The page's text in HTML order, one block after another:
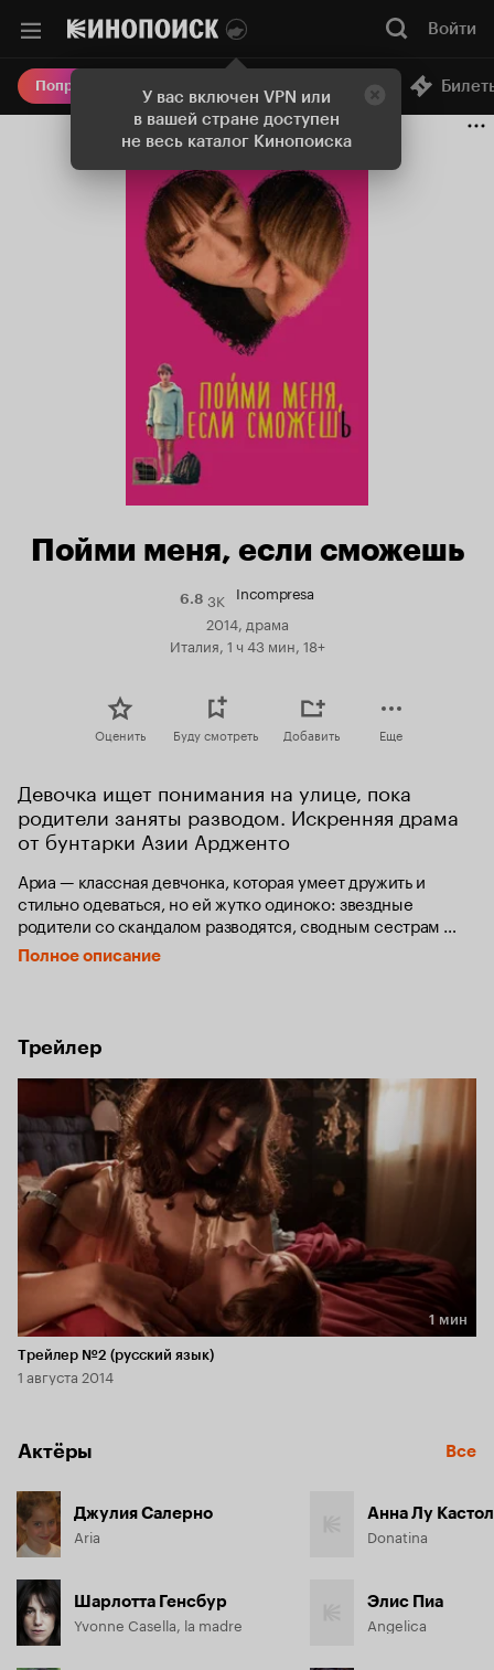
У вас включен VPN или
в вашей стране доступен
не весь каталог Кинопоиска
Войти
Попробовать Плюс Онлайн-кинотеатр
Пойми меня, если сможешь
6.8Рейтинг
Кинопоиска
3K Incompresa
2014, драма
Италия, 1 ч 43 мин, 18+
Оценить Буду смотреть Добавить Еще
Девочка ищет понимания на улице, пока
родители заняты разводом. Искренняя драма
от бунтарки Азии Ардженто
Ариа — классная девчонка, которая умеет дружить и
стильно одеваться, но ей жутко одиноко: звездные
родители со скандалом разводятся, сводным сестрам
тоже не до неё, а злые одноклассники завидуют и строят
козни. В компании любимого черного кота Ариа
Полное описание
Трейлер
Длительность 1 мин
1 мин
Трейлер №2 (русский язык)
1 августа 2014
Актёры Все
Джулия Салерно
Aria
Шарлотта Генсбур
Yvonne Casella, la madre
Анна Лу
Donatina
Элис Пиа
Angelica